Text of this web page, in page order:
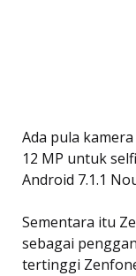
Ada pula
12 MP untuk
Android 7.1.1
Sementara itu
sebagai
tertinggi